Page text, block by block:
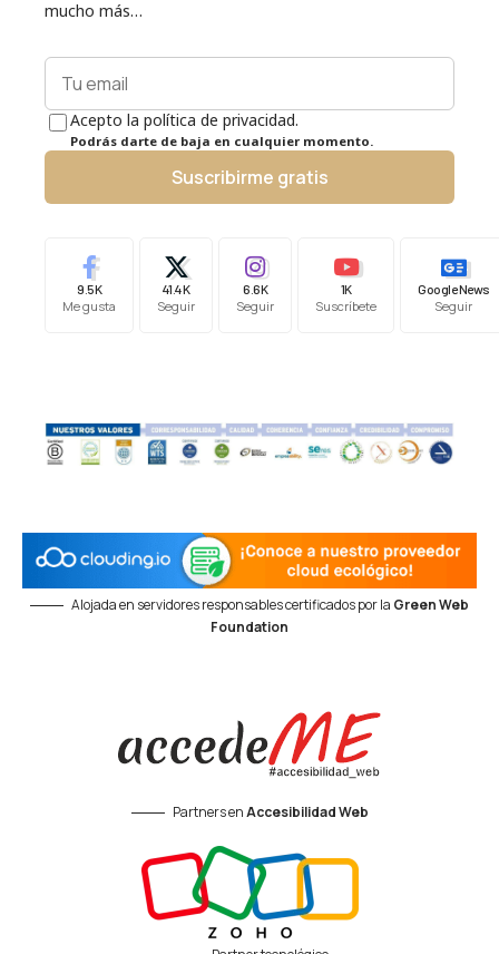
mucho más…
Acepto la política de privacidad.
Podrás darte de baja en cualquier momento.
Suscribirme gratis
9.5K
Me gusta
41.4K
Seguir
6.6K
Seguir
1K
Suscríbete
Google News
Seguir
Alojada en servidores responsables certificados por la Green Web
Foundation
Partners enAccesibilidad Web